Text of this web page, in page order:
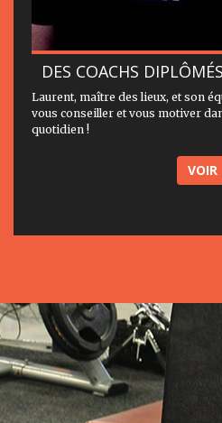
DES COACHS
Laurent, maître des lieux, et son
vous conseiller et vous motiver
quotidien !
VOIR